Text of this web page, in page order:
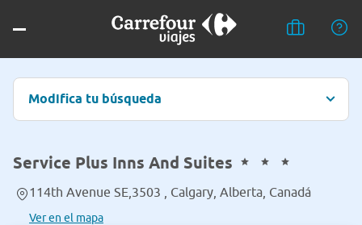
Modifica tu búsqueda
Service Plus Inns And Suites
114th Avenue SE,3503 , Calgary, Alberta, Canadá
Ver en el mapa